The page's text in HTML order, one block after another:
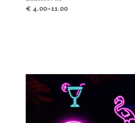
€ 4.00–11.00